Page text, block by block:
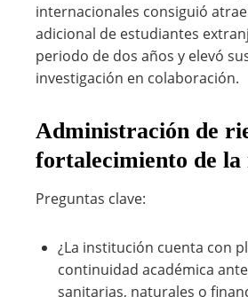
internacionales consiguió
adicional de estudiantes
periodo de dos años y elevó
investigación en colaboración.
Administración de
fortalecimiento de la
Preguntas clave:
¿La institución cuenta con
continuidad académica
sanitarias, naturales o